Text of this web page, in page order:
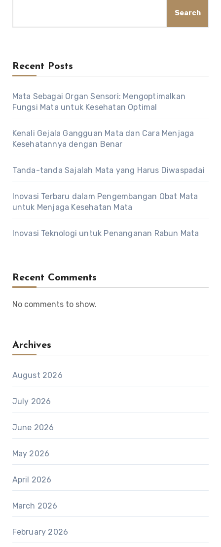
Search
Recent Posts
Mata Sebagai Organ Sensori: Mengoptimalkan
Fungsi Mata untuk Kesehatan Optimal
Kenali Gejala Gangguan Mata dan Cara Menjaga
Kesehatannya dengan Benar
Tanda-tanda Sajalah Mata yang Harus Diwaspadai
Inovasi Terbaru dalam Pengembangan Obat Mata
untuk Menjaga Kesehatan Mata
Inovasi Teknologi untuk Penanganan Rabun Mata
Recent Comments
No comments to show.
Archives
August 2026
July 2026
June 2026
May 2026
April 2026
March 2026
February 2026